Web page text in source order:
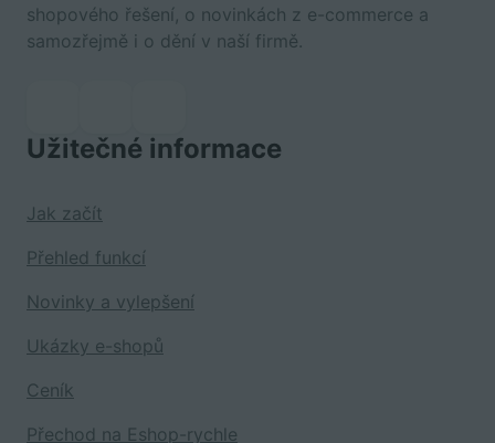
shopového řešení, o novinkách z e-commerce a
samozřejmě i o dění v naší firmě.
Užitečné informace
Jak začít
Přehled funkcí
Novinky a vylepšení
Ukázky e-shopů
Ceník
Přechod na Eshop-rychle